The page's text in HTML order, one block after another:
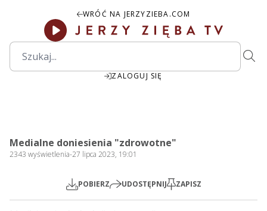
WRÓĆ NA JERZYZIEBA.COM
ZALOGUJ SIĘ
Play
Medialne doniesienia "zdrowotne"
2343 wyświetlenia-27 lipca 2023, 19:01
POBIERZ UDOSTĘPNIJ ZAPISZ